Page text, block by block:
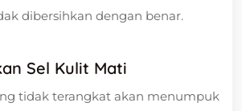
dibersihkan dengan benar.
Sel Kulit Mati
tidak terangkat akan menumpuk